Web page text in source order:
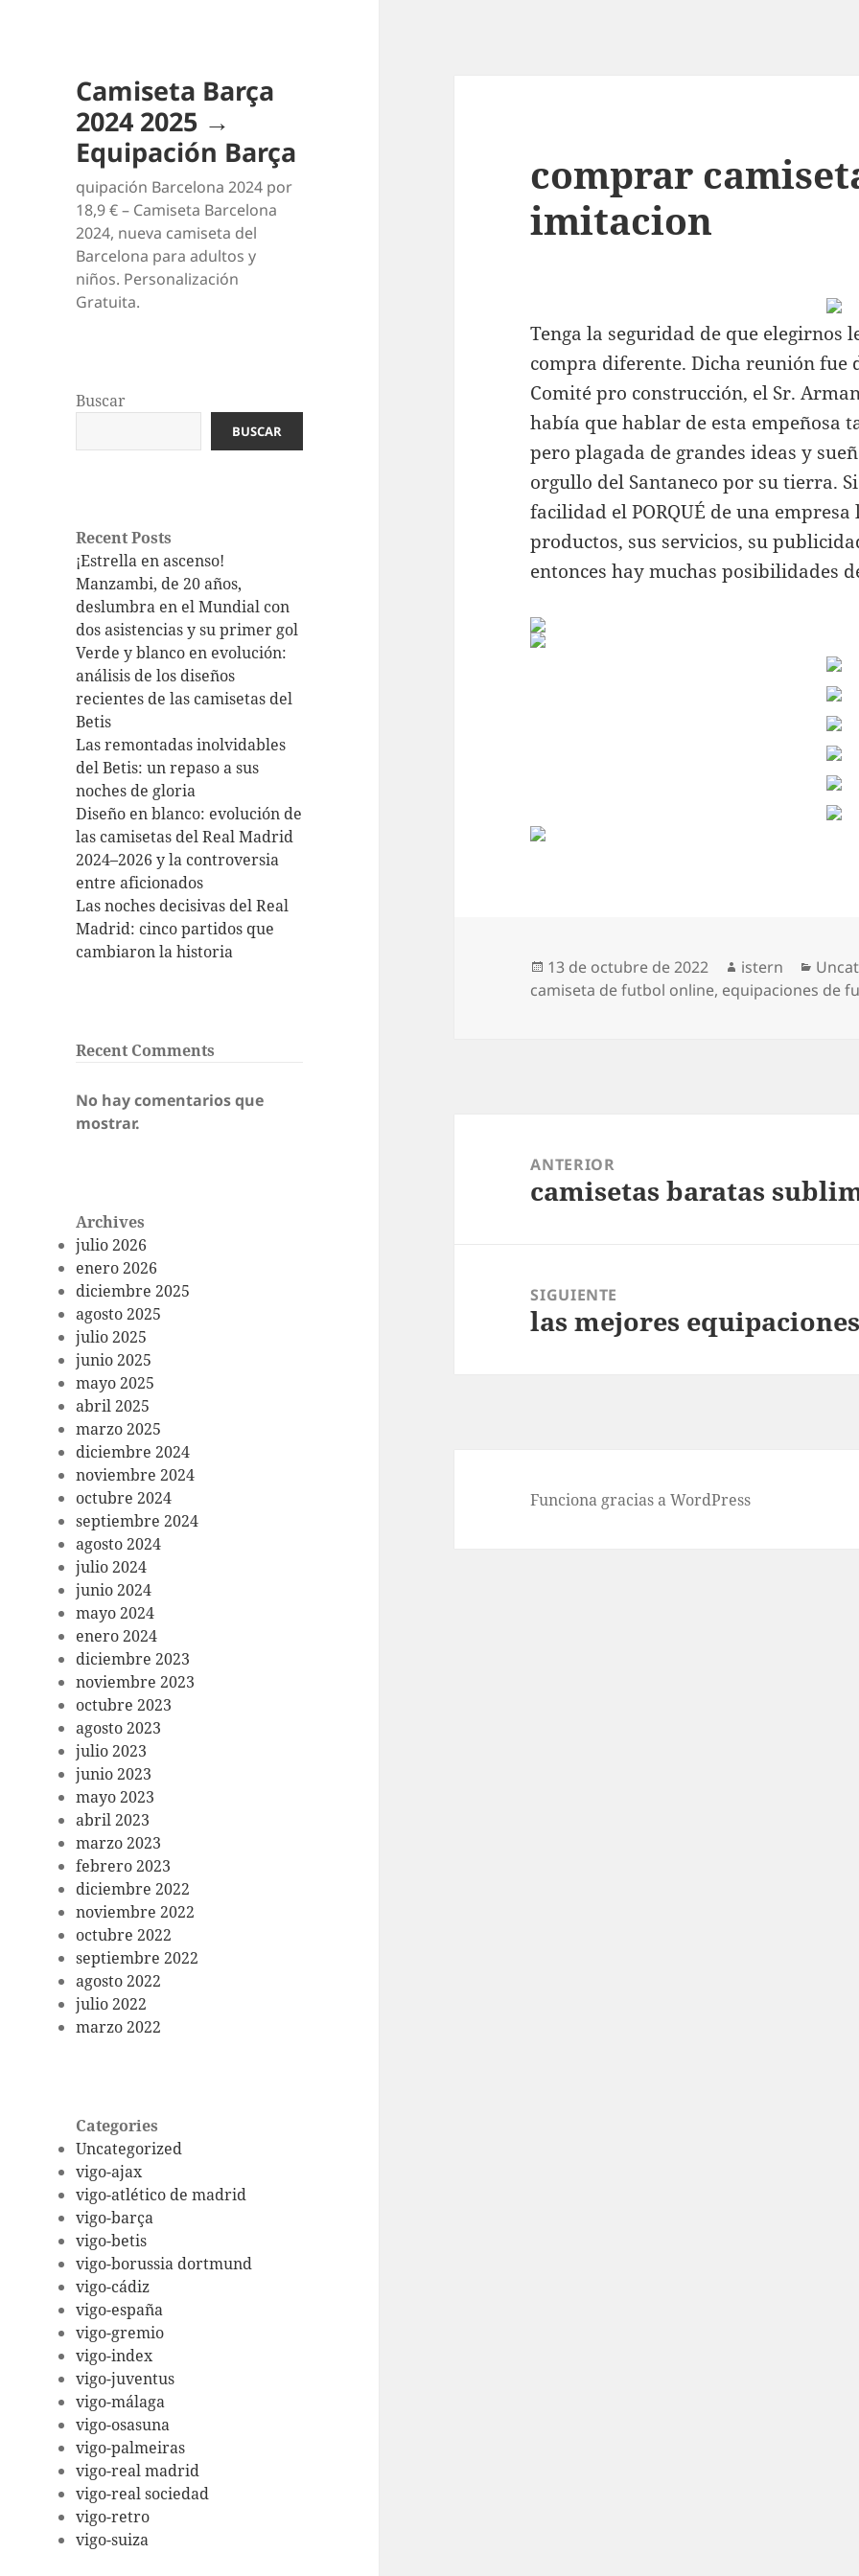
Camiseta Barça
2024 2025 →
Equipación Barça
quipación Barcelona 2024 por
18,9 € – Camiseta Barcelona
2024, nueva camiseta del
Barcelona para adultos y
niños. Personalización
Gratuita.
Buscar
BUSCAR
Recent Posts
¡Estrella en ascenso!
Manzambi, de 20 años,
deslumbra en el Mundial con
dos asistencias y su primer gol
Verde y blanco en evolución:
análisis de los diseños
recientes de las camisetas del
Betis
Las remontadas inolvidables
del Betis: un repaso a sus
noches de gloria
Diseño en blanco: evolución de
las camisetas del Real Madrid
2024–2026 y la controversia
entre aficionados
Las noches decisivas del Real
Madrid: cinco partidos que
cambiaron la historia
Recent Comments
No hay comentarios que
mostrar.
Archives
julio 2026
enero 2026
diciembre 2025
agosto 2025
julio 2025
junio 2025
mayo 2025
abril 2025
marzo 2025
diciembre 2024
noviembre 2024
octubre 2024
septiembre 2024
agosto 2024
julio 2024
junio 2024
mayo 2024
enero 2024
diciembre 2023
noviembre 2023
octubre 2023
agosto 2023
julio 2023
junio 2023
mayo 2023
abril 2023
marzo 2023
febrero 2023
diciembre 2022
noviembre 2022
octubre 2022
septiembre 2022
agosto 2022
julio 2022
marzo 2022
Categories
Uncategorized
vigo-ajax
vigo-atlético de madrid
vigo-barça
vigo-betis
vigo-borussia dortmund
vigo-cádiz
vigo-españa
vigo-gremio
vigo-index
vigo-juventus
vigo-málaga
vigo-osasuna
vigo-palmeiras
vigo-real madrid
vigo-real sociedad
vigo-retro
vigo-suiza
comprar
imitacion
Tenga la seguridad de que
compra diferente. Dicha reunión
Comité pro construcción, el Sr.
había que hablar de esta empeñosa
pero plagada de grandes ideas y
orgullo del Santaneco por su tierra.
facilidad el PORQUÉ de una
productos, sus servicios, su
entonces hay muchas posibilidades
Publicado
el
13 de octubre de 2022 Autor
istern
camiseta de futbol online, equipaciones de
entradas
ANTERIOR
Entrada
camisetas baratas
SIGUIENTE
Entrada
las mejores
Funciona gracias a WordPress